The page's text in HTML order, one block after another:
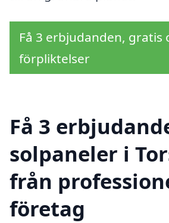
Få 3 erbjudanden, gratis
förpliktelser
Få 3
solpaneler i
från
företag